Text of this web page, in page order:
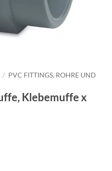
/ PVC FITTINGS, ROHRE UND
Klebemuffe x